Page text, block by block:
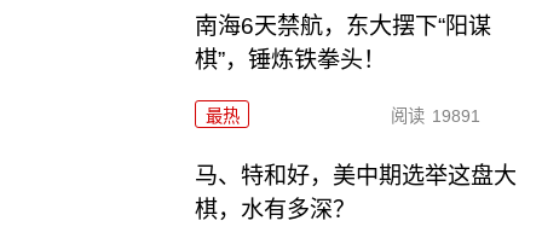
南海6天禁航，东大摆下“阳谋
棋”，锤炼铁拳头！
最热 阅读 19891
马、特和好，美中期选举这盘大
棋，水有多深？